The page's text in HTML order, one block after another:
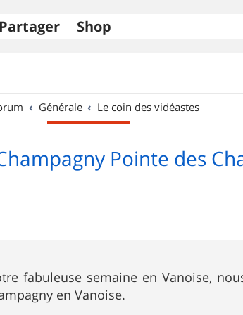
Partager Shop
Générale Le coin des vidéastes
Pointe des
fabuleuse semaine en Vanoise,
en Vanoise.